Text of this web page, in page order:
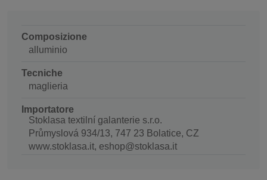
Composizione
alluminio
Tecniche
maglieria
Importatore
Stoklasa textilní galanterie s.r.o.
Průmyslová 934/13, 747 23 Bolatice, CZ
www.stoklasa.it, eshop@stoklasa.it